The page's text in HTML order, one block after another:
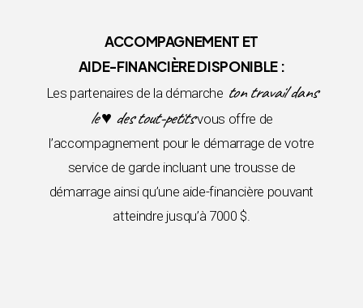
ACCOMPAGNEMENT ET
AIDE-FINANCIÈRE DISPONIBLE :
Les partenaires de la démarche ton travail dans
le ♥ des tout-petitsvous offre de
l’accompagnement pour le démarrage de votre
service de garde incluant une trousse de
démarrage ainsi qu’une aide-financière pouvant
atteindre jusqu’à 7000 $.